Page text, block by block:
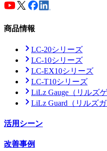
商品情報
LC-20シリーズ
LC-10シリーズ
LC-EX10シリーズ
LC-T10シリーズ
LiLz Gauge （リルズ
LiLz Guard （リルズ
活用シーン
改善事例